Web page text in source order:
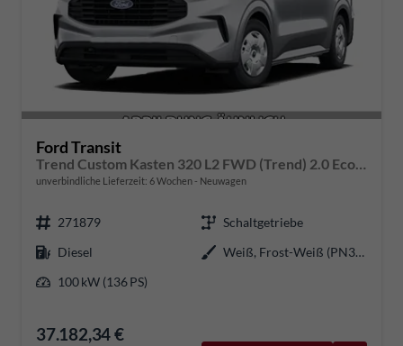
Ford Transit
Trend Custom Kasten 320 L2 FWD (Trend) 2.0 EcoBlue 100kW (136 PS) 6-Gang Schaltgetriebe
unverbindliche Lieferzeit: 6 Wochen Neuwagen
271879
Schaltgetriebe
Diesel
Weiß, Frost-Weiß (PN3GZ0)
100 kW (136 PS)
37.182,34 €